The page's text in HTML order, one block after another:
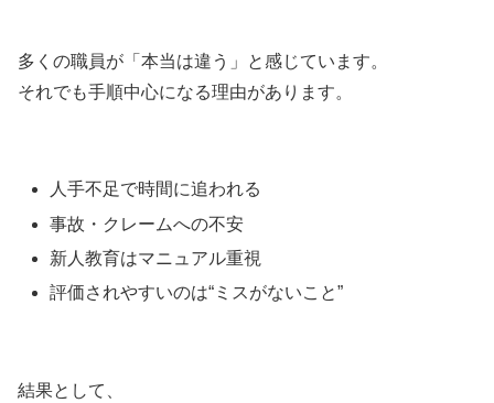
多くの職員が「本当は違う」と感じています。
それでも手順中心になる理由があります。
人手不足で時間に追われる
事故・クレームへの不安
新人教育はマニュアル重視
評価されやすいのは“ミスがないこと”
結果として、